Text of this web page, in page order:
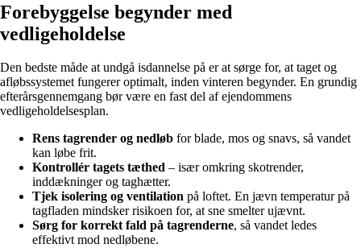
Forebyggelse begynder med
vedligeholdelse
Den bedste måde at undgå isdannelse på er at sørge for, at taget og
afløbssystemet fungerer optimalt, inden vinteren begynder. En grundig
efterårsgennemgang bør være en fast del af ejendommens
vedligeholdelsesplan.
Rens tagrender og nedløb for blade, mos og snavs, så vandet
kan løbe frit.
Kontrollér tagets tæthed – især omkring skotrender,
inddækninger og taghætter.
Tjek isolering og ventilation på loftet. En jævn temperatur på
tagfladen mindsker risikoen for, at sne smelter ujævnt.
Sørg for korrekt fald på tagrenderne, så vandet ledes
effektivt mod nedløbene.